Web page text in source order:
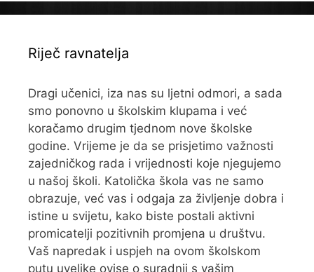
Riječ ravnatelja
Dragi učenici, iza nas su ljetni odmori, a sada
smo ponovno u školskim klupama i već
koračamo drugim tjednom nove školske
godine. Vrijeme je da se prisjetimo važnosti
zajedničkog rada i vrijednosti koje njegujemo
u našoj školi. Katolička škola vas ne samo
obrazuje, već vas i odgaja za življenje dobra i
istine u svijetu, kako biste postali aktivni
promicatelji pozitivnih promjena u društvu.
Vaš napredak i uspjeh na ovom školskom
putu uvelike ovise o suradnji s vašim